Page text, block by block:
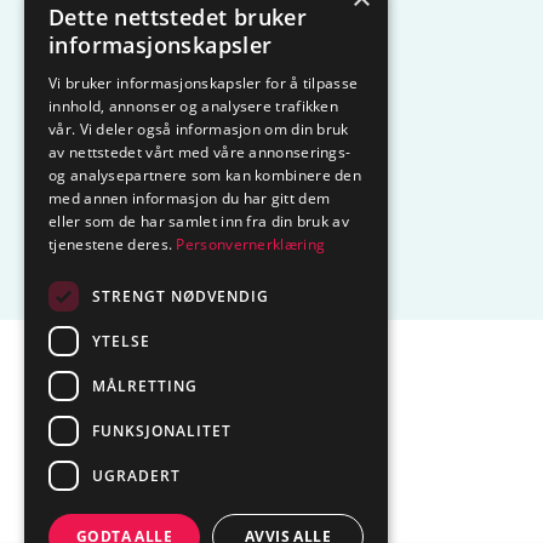
KAMPANJE Komfyrvakt
Belysning Lysstyring
Varmestyring Vannstopp
Frostsikring Smarthus – OP
Centrol
Sentralbord tlf.
Epost:
Org.nr.: NO 936 285 244 MVA
Dette nettstedet bruker
informasjonskapsler
Vi bruker informasjonskapsler for å tilpasse
innhold, annonser og analysere trafikken
vår. Vi deler også informasjon om din bruk
av nettstedet vårt med våre annonserings-
og analysepartnere som kan kombinere den
med annen informasjon du har gitt dem
eller som de har samlet inn fra din bruk av
tjenestene deres. Personvernerklæring
STRENGT NØDVENDIG
YTELSE
MÅLRETTING
FUNKSJONALITET
UGRADERT
GODTA ALLE AVVIS ALLE